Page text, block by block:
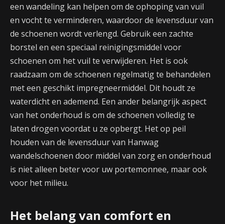
een wandeling kan helpen om de ophoping van vuil
en vocht te verminderen, waardoor de levensduur van
de schoenen wordt verlengd. Gebruik een zachte
borstel en een speciaal reinigingsmiddel voor
schoenen om het vuil te verwijderen. Het is ook
raadzaam om de schoenen regelmatig te behandelen
met een geschikt impregneermiddel. Dit houdt ze
waterdicht en ademend. Een ander belangrijk aspect
van het onderhoud is om de schoenen volledig te
laten drogen voordat u ze opbergt. Het op peil
houden van de levensduur van Hanwag
wandelschoenen door middel van zorg en onderhoud
is niet alleen beter voor uw portemonnee, maar ook
voor het milieu.
Het belang van comfort en